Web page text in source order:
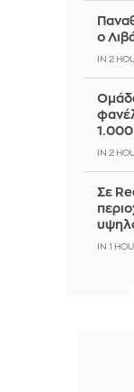
ο
IN 2
1.000
IN 2
Σε
IN 1